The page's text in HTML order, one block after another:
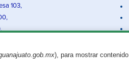
), para mostrar
103,
Aviso legal© 2025 Gobierno del Estado